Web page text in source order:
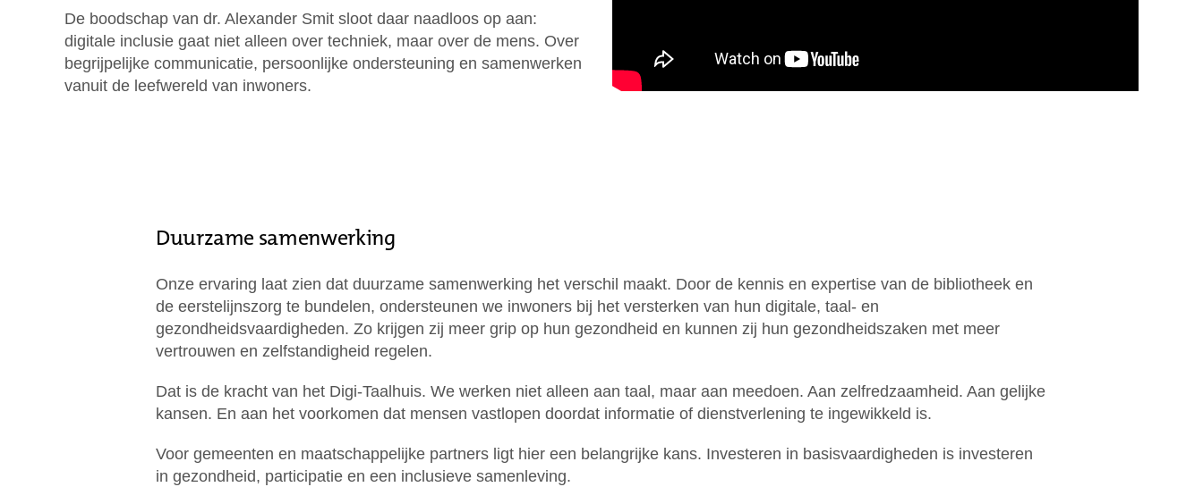
De boodschap van dr. Alexander Smit sloot daar naadloos op aan:
digitale inclusie gaat niet alleen over techniek, maar over de mens. Over
begrijpelijke communicatie, persoonlijke ondersteuning en samenwerken
vanuit de leefwereld van inwoners.
Duurzame samenwerking
Onze ervaring laat zien dat duurzame samenwerking het verschil maakt. Door de kennis en expertise van de bibliotheek en
de eerstelijnszorg te bundelen, ondersteunen we inwoners bij het versterken van hun digitale, taal- en
gezondheidsvaardigheden. Zo krijgen zij meer grip op hun gezondheid en kunnen zij hun gezondheidszaken met meer
vertrouwen en zelfstandigheid regelen.
Dat is de kracht van het Digi-Taalhuis. We werken niet alleen aan taal, maar aan meedoen. Aan zelfredzaamheid. Aan gelijke
kansen. En aan het voorkomen dat mensen vastlopen doordat informatie of dienstverlening te ingewikkeld is.
Voor gemeenten en maatschappelijke partners ligt hier een belangrijke kans. Investeren in basisvaardigheden is investeren
in gezondheid, participatie en een inclusieve samenleving.